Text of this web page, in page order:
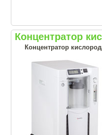
Концентратор
Концентратор